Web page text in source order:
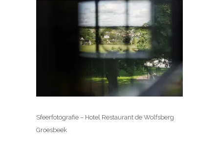
Sfeerfotografie – Hotel Restaurant de Wolfsberg
Groesbeek